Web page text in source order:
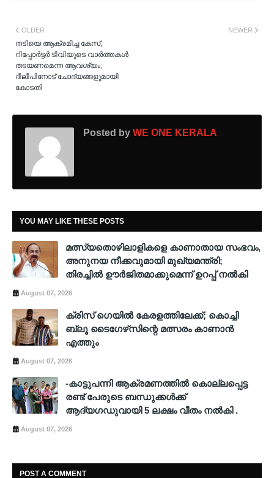
NEWER
OLDER
നടിയെ ആക്രമിച്ച കേസ്;
റിപ്പോർട്ടർ ടിവിയുടെ വാര്‍ത്തകൾ
തടയണമെന്ന ആവശ്യം;
ദീലീപിനോട് ചോദ്യങ്ങളുമായി
കോടതി
Posted by WE ONE KERALA
YOU MAY LIKE THESE POSTS
മത്സ്യതൊഴിലാളികളെ കാണാതായ സംഭവം,
അനുനയ നീക്കവുമായി മുഖ്യമന്ത്രി;
തിരച്ചിൽ ഊർജിതമാക്കുമെന്ന് ഉറപ്പ് നൽകി
August 07, 2026
ക്രിസ് ഗെയില്‍ കേരളത്തിലേക്ക്; കൊച്ചി
ബ്ലൂ ടൈഗേഴ്‌സിന്റെ മത്സരം കാണാന്‍
എത്തും
August 07, 2026
-കാട്ടുപന്നി ആക്രമണത്തിൽ കൊല്ലപ്പെട്ട
രണ്ട് പേരുടെ ബന്ധുക്കൾക്ക്
ആദ്യഗഡുവായി 5 ലക്ഷം വീതം നൽകി .
August 07, 2026
POST A COMMENT